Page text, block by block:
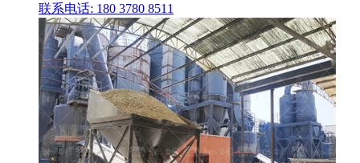
联系电话: 180 3780 8511